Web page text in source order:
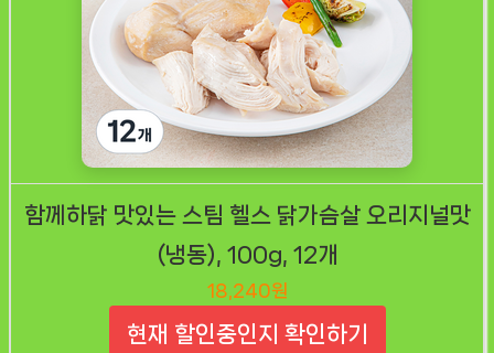
함께하닭 맛있는 스팀 헬스 닭가슴살 오리지널맛
(냉동), 100g, 12개
18,240원
현재 할인중인지 확인하기